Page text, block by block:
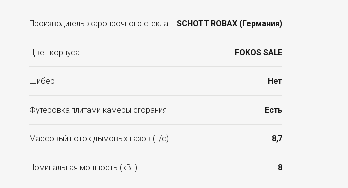
Производитель жаропрочного стекла SCHOTT ROBAX (Германия)
Цвет корпуса FOKOS SALE
Шибер Нет
Футеровка плитами камеры сгорания Есть
Массовый поток дымовых газов (г/с) 8,7
Номинальная мощность (кВт) 8